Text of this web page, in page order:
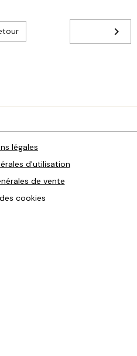
légales
d'utilisation
de vente
cookies